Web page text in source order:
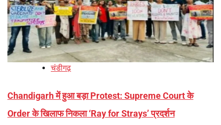
चंडीगढ़
Chandigarh में हुआ बड़ा Protest: Supreme Court के
Order के खिलाफ निकला ‘Ray for Strays’ प्रदर्शन